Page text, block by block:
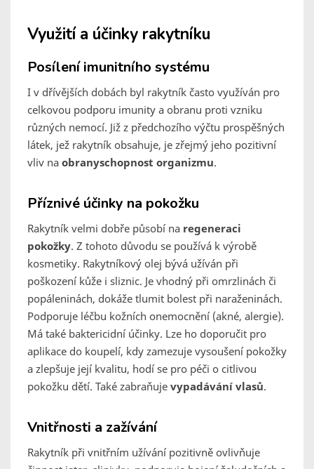
Využití a účinky rakytníku
Posílení imunitního systému
I v dřívějších dobách byl rakytník často využíván pro
celkovou podporu imunity a obranu proti vzniku
různých nemocí. Již z předchozího výčtu prospěšných
látek, jež rakytník obsahuje, je zřejmý jeho pozitivní
vliv na obranyschopnost organizmu.
Příznivé účinky na pokožku
Rakytník velmi dobře působí na regeneraci
pokožky. Z tohoto důvodu se používá k výrobě
kosmetiky. Rakytníkový olej bývá užíván při
poškození kůže i sliznic. Je vhodný při omrzlinách či
popáleninách, dokáže tlumit bolest při naraženinách.
Podporuje léčbu kožních onemocnění (akné, alergie).
Má také baktericidní účinky. Lze ho doporučit pro
aplikace do koupelí, kdy zamezuje vysoušení pokožky
a zlepšuje její kvalitu, hodí se pro péči o citlivou
pokožku dětí. Také zabraňuje vypadávání vlasů.
Vnitřnosti a zažívání
Rakytník při vnitřním užívání pozitivně ovlivňuje